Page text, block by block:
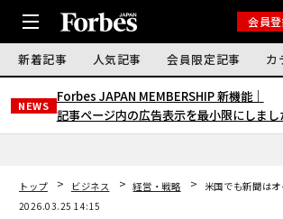
会員
新着記事 人気記事 会員限定記事 カ
NEWS
Forbes JAPAN MEMBERSHIP 新機能｜
記事ページ内の広告表示を最小限にしまし
トップ ビジネス 経営・戦略
米国でも新聞は
2026.03.25 14:15